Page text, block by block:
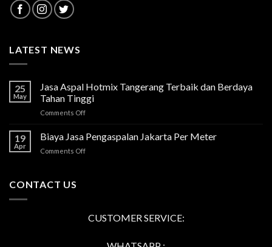
LATEST NEWS
25
May
Jasa Aspal Hotmix Tangerang Terbaik dan Berdaya
Tahan Tinggi
Comments Offon
Aspal
Hotmix
19
Apr
Biaya Jasa Pengaspalan Jakarta Per Meter
Comments Offon
CONTACT US
CUSTOMER SERVICE: